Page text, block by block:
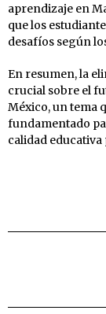
aprendizaje en
que los
desafíos según
En resumen, la
crucial sobre el
México, un tema
fundamentado
calidad educativa